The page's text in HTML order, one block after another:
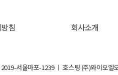
침 회사소개
서울마포-1239 ㅣ 호스팅 (주)와이오엘